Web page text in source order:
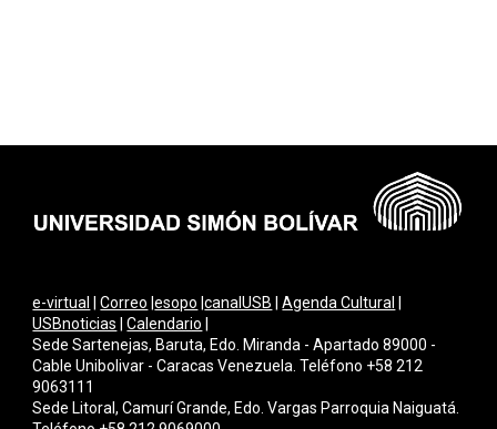
e-virtual |Correo |esopo |canalUSB |Agenda Cultural
USBnoticias |Calendario
Sede Sartenejas, Baruta, Edo. Miranda - Apartado 89000 -
Cable Unibolivar - Caracas Venezuela. Teléfono +58 212
9063111
Sede Litoral, Camurí Grande, Edo. Vargas Parroquia Naiguatá.